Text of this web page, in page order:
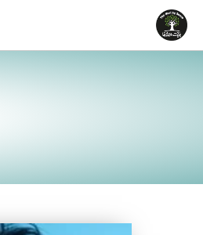
تخطي
المحتوى